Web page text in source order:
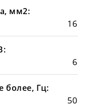
мм2:
16
6
более, Гц:
50